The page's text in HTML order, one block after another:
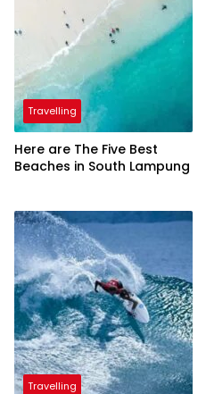
Travelling
Here are The Five Best
Beaches in South Lampung
Travelling